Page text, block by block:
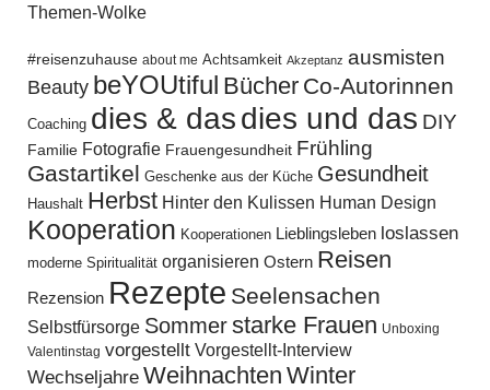
Themen-Wolke
#reisenzuhause about me Achtsamkeit Akzeptanz ausmisten
Beauty beYOUtiful Bücher Co-Autorinnen
Coaching dies & dasdies und das DIY
Familie Fotografie Frauengesundheit Frühling
Gastartikel Geschenke aus der Küche Gesundheit
Haushalt Herbst Hinter den Kulissen Human Design
Kooperation Kooperationen Lieblingsleben loslassen
moderne Spiritualität organisieren Ostern Reisen
Rezension Rezepte Seelensachen
Selbstfürsorge Sommerstarke Frauen Unboxing
Valentinstag vorgestellt Vorgestellt-Interview
Wechseljahre Weihnachten Winter